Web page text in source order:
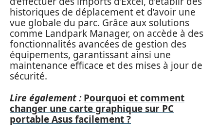
historiques de déplacement et d’avoir une
vue globale du parc. Grâce aux solutions
comme Landpark Manager, on accède à des
fonctionnalités avancées de gestion des
équipements, garantissant ainsi une
maintenance efficace et des mises à jour de
sécurité.
Lire également : Pourquoi et comment
changer une carte graphique sur PC
portable Asus facilement ?